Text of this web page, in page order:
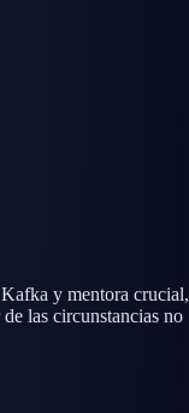
y mentora crucial,
las circunstancias no